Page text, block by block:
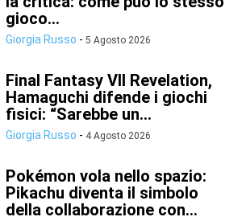
gioco...
Giorgia Russo - 5 Agosto 2026
Final Fantasy VII Revelation,
Hamaguchi difende i giochi
fisici: “Sarebbe un...
Giorgia Russo - 4 Agosto 2026
Pokémon vola nello spazio:
Pikachu diventa il simbolo
della collaborazione con...